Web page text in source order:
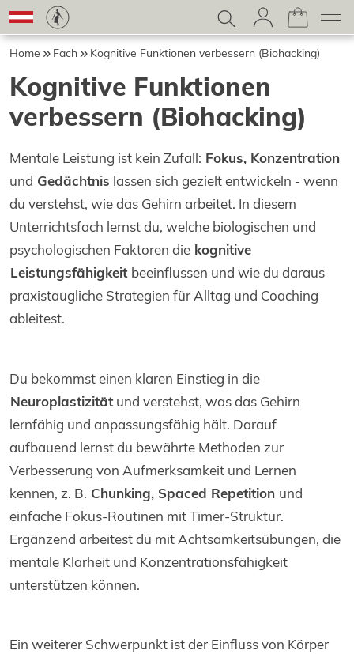
Home Fach Kognitive Funktionen verbessern (Biohacking)
Kognitive Funktionen
verbessern (Biohacking)
Mentale Leistung ist kein Zufall: Fokus, Konzentration
und Gedächtnis lassen sich gezielt entwickeln - wenn
du verstehst, wie das Gehirn arbeitet. In diesem
Unterrichtsfach lernst du, welche biologischen und
psychologischen Faktoren die kognitive
Leistungsfähigkeit beeinflussen und wie du daraus
praxistaugliche Strategien für Alltag und Coaching
ableitest.
Du bekommst einen klaren Einstieg in die
Neuroplastizitätund verstehst, was das Gehirn
lernfähig und anpassungsfähig hält. Darauf
aufbauend lernst du bewährte Methoden zur
Verbesserung von Aufmerksamkeit und Lernen
kennen, z. B. Chunking, Spaced Repetition und
einfache Fokus-Routinen mit Timer-Struktur.
Ergänzend arbeitest du mit Achtsamkeitsübungen, die
mentale Klarheit und Konzentrationsfähigkeit
unterstützen können.
Ein weiterer Schwerpunkt ist der Einfluss von Körper